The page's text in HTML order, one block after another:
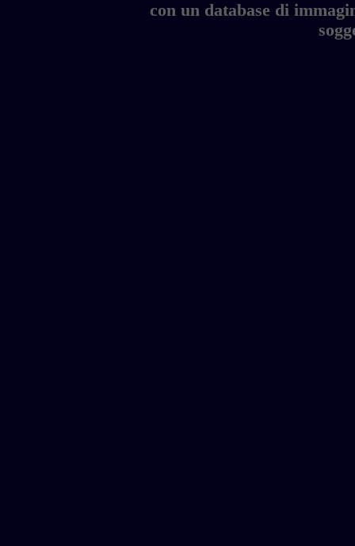
con un database di